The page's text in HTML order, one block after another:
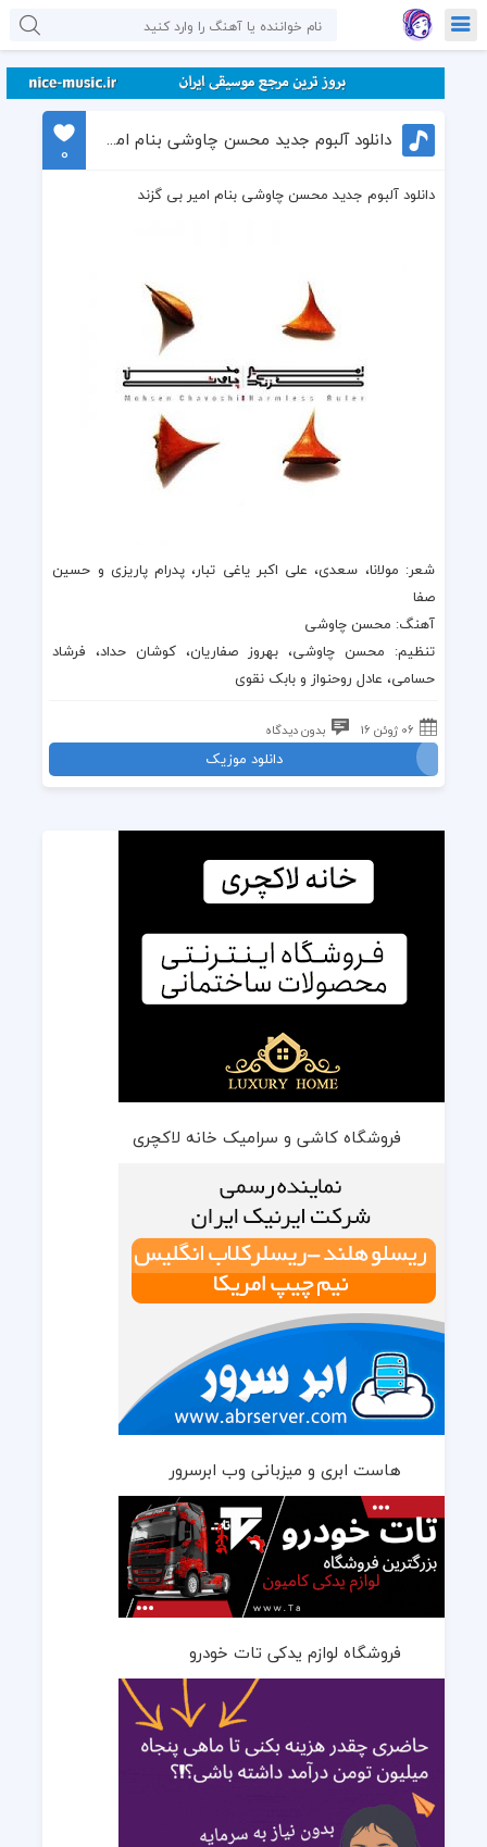
دانلود آلبوم جدید محسن چاوشی بنام امیر بی گزند
0
دانلود آلبوم جدید محسن چاوشی بنام امیر بی گزند
شعر: مولانا، سعدی، علی اکبر یاغی تبار، پدرام پاریزی و حسین
صفا
آهنگ: محسن چاوشی
تنظیم: محسن چاوشی، بهروز صفاریان، کوشان حداد، فرشاد
حسامی، عادل روحنواز و بابک نقوی
06 ژوئن 16 بدون دیدگاه
دانلود موزیک
فروشگاه کاشی و سرامیک خانه لاکچری
هاست ابری و میزبانی وب ابرسرور
فروشگاه لوازم یدکی تات خودرو